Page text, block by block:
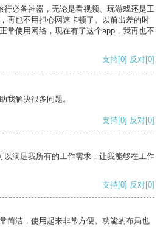
行必备神器，无论是看视频、玩游戏还是工
再也不用担心网速卡顿了。以前出差的时
常使用网络，现在有了这个app，我再也不
支持[0] 反对[0]
我解决很多问题。
支持[0] 反对[0]
以满足我所有的工作需求，让我能够在工作
支持[0] 反对[0]
简洁，使用起来非常方便。功能的布局也